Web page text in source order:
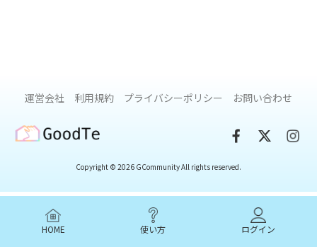
HOME 使い方 ログイン
運営会社 利用規約 プライバシーポリシー お問い合わせ
GoodTe
Copyright © 2026 GCommunity All rights reserved.